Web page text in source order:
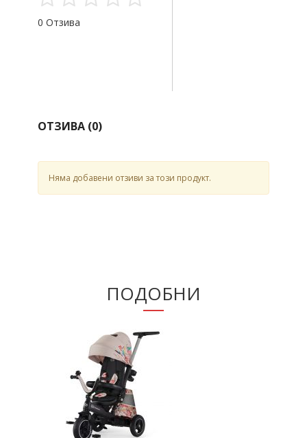
0 Отзива
ОТЗИВА (0)
Няма добавени отзиви за този продукт.
ПОДОБНИ